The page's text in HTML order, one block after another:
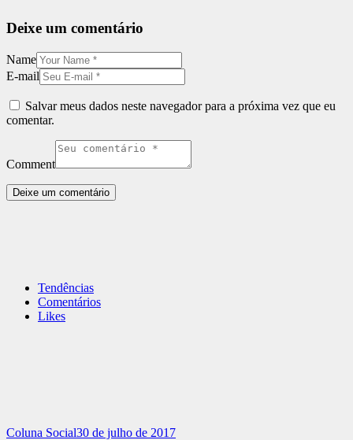
Deixe um comentário
Name
E-mail
Salvar meus dados neste navegador para a próxima vez que eu
comentar.
Comment
Tendências
Comentários
Likes
Coluna Social30 de julho de 2017